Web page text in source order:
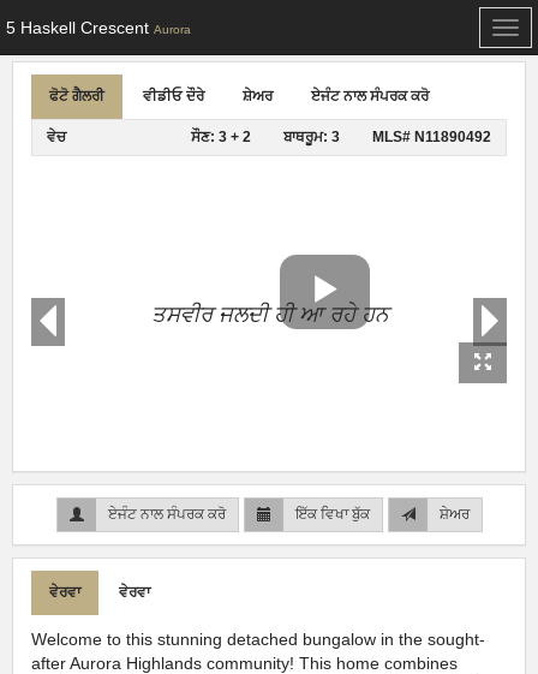
5 Haskell Crescent Aurora
ਫੋਟੋ ਗੈਲਰੀ ਵੀਡੀਓ ਦੌਰੇ ਸ਼ੇਅਰ ਏਜੰਟ ਨਾਲ ਸੰਪਰਕ ਕਰੋ
ਵੇਚ ਸੌਣ: 3 + 2 ਬਾਥਰੂਮ: 3 MLS# N11890492
ਤਸਵੀਰ ਜਲਦੀ ਹੀ ਆ ਰਹੇ ਹਨ
ਏਜੰਟ ਨਾਲ ਸੰਪਰਕ ਕਰੋ ਇੱਕ ਵਿਖਾ ਬੁੱਕ ਸ਼ੇਅਰ
ਵੇਰਵਾ ਵੇਰਵਾ
Welcome to this stunning detached bungalow in the sought-
after Aurora Highlands community! This home combines